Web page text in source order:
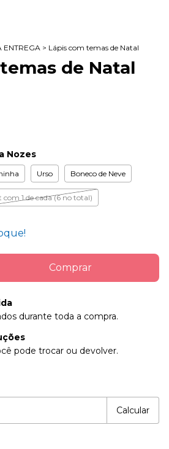
ENTREGA > Lápis com temas de Natal
de Natal
Nozes
Urso Boneco de Neve
com 1 de cada (6 no total)
durante toda a compra.
pode trocar ou devolver.
Calcular